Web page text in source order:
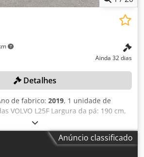
Ainda 32 dias
Detalhes
de fabrico: 2019, 1 unidade de
VOLVO L25F Largura da pá: 190 cm,
100 cm Cor: conforme as imagens,
e inspeção Ano de fabricação: 2019
Identificação do veículo:
Estado: usado
Anúncio classificado